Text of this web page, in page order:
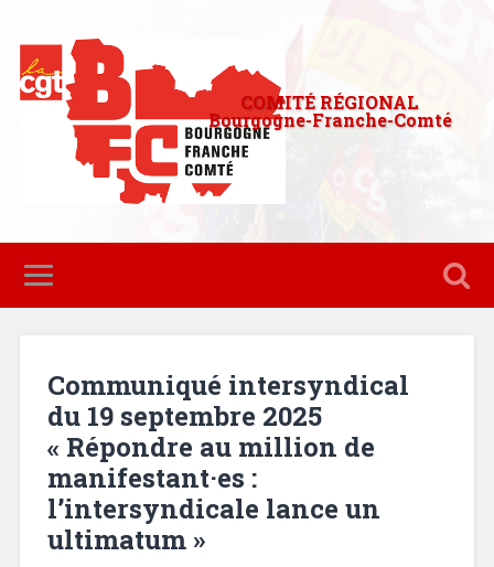
COMITÉ RÉGIONAL
Bourgogne-Franche-Comté
Communiqué intersyndical
du 19 septembre 2025
« Répondre au million de
manifestant·es :
l’intersyndicale lance un
ultimatum »